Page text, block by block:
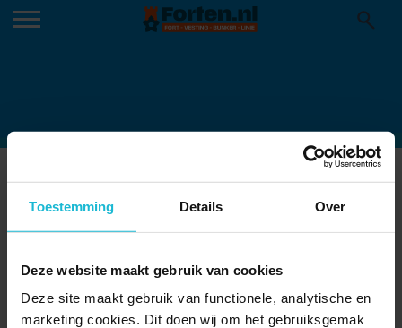
Toestemming Details Over
Deze website maakt gebruik van cookies
Deze site maakt gebruik van functionele, analytische en
marketing cookies. Dit doen wij om het gebruiksgemak